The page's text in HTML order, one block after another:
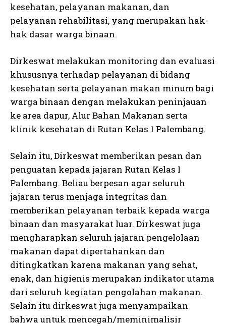
kesehatan, pelayanan makanan, dan
pelayanan rehabilitasi, yang merupakan hak-
hak dasar warga binaan.
Dirkeswat melakukan monitoring dan evaluasi
khususnya terhadap pelayanan di bidang
kesehatan serta pelayanan makan minum bagi
warga binaan dengan melakukan peninjauan
ke area dapur, Alur Bahan Makanan serta
klinik kesehatan di Rutan Kelas 1 Palembang.
Selain itu, Dirkeswat memberikan pesan dan
penguatan kepada jajaran Rutan Kelas I
Palembang. Beliau berpesan agar seluruh
jajaran terus menjaga integritas dan
memberikan pelayanan terbaik kepada warga
binaan dan masyarakat luar. Dirkeswat juga
mengharapkan seluruh jajaran pengelolaan
makanan dapat dipertahankan dan
ditingkatkan karena makanan yang sehat,
enak, dan higienis merupakan indikator utama
dari seluruh kegiatan pengolahan makanan.
Selain itu dirkeswat juga menyampaikan
bahwa untuk mencegah/meminimalisir